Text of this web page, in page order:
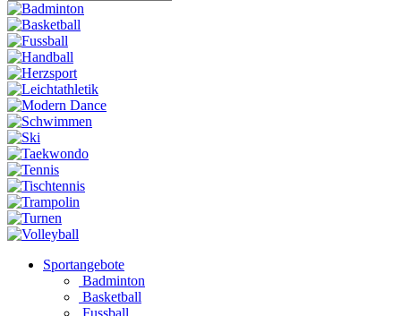
Sportangebote
Badminton
Basketball